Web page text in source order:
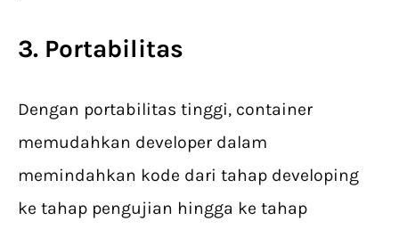
3. Portabilitas
Dengan portabilitas tinggi, container
memudahkan developer dalam
memindahkan kode dari tahap developing
ke tahap pengujian hingga ke tahap